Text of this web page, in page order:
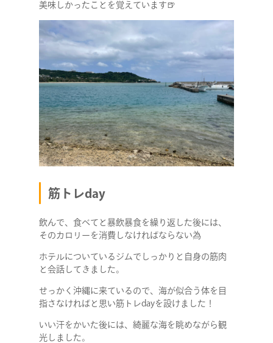
美味しかったことを覚えています🍺
筋トレday
飲んで、食べてと暴飲暴食を繰り返した後には、
そのカロリーを消費しなければならない為
ホテルについているジムでしっかりと自身の筋肉
と会話してきました。
せっかく沖縄に来ているので、海が似合う体を目
指さなければと思い筋トレdayを設けました！
いい汗をかいた後には、綺麗な海を眺めながら観
光しました。